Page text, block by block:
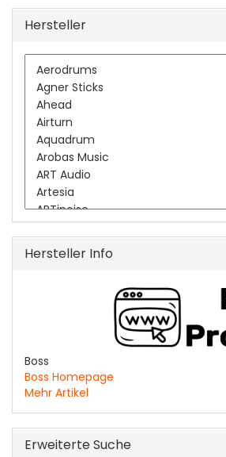
Hersteller
Hersteller Info
Boss
Boss Homepage
Mehr Artikel
Erweiterte Suche